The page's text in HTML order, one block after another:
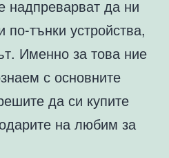
надпреварват да ни
тънки устройства,
Именно за това ние
с основните
да си купите
на любим за